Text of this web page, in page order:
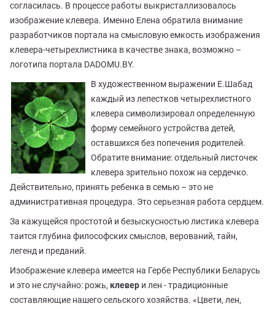
согласилась. В процессе работы выкристаллизовалось
изображение клевера. Именно Елена обратила внимание
разработчиков портала на смысловую емкость изображения
клевера-четырехлистника в качестве знака, возможно –
логотипа портала DADOMU.BY.
В художественном выражении Е.Шабад
каждый из лепестков четырехлистного
клевера символизировал определенную
форму семейного устройства детей,
оставшихся без попечения родителей.
Обратите внимание: отдельный листочек
клевера зрительно похож на сердечко.
Действительно, принять ребенка в семью – это не
административная процедура. Это серьезная работа сердцем.
За кажущейся простотой и безыскусностью листика клевера
таится глубина философских смыслов, верований, тайн,
легенд и преданий.
Изображение клевера имеется на Гербе Республики Беларусь
и это не случайно: рожь, клевер и лен - традиционные
составляющие нашего сельского хозяйства. «Цвети, лен,